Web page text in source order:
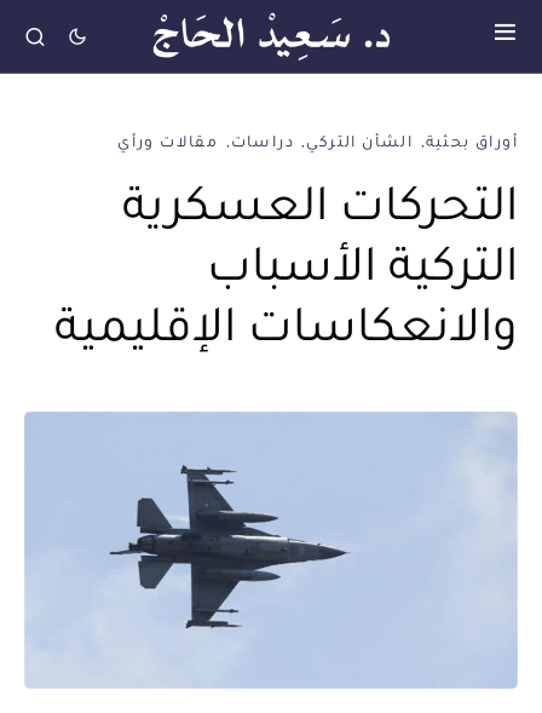
أوراق بحثية الشأن التركي دراسات مقالات ورأي
التحركات العسكرية
التركية الأسباب
والانعكاسات الإقليمية